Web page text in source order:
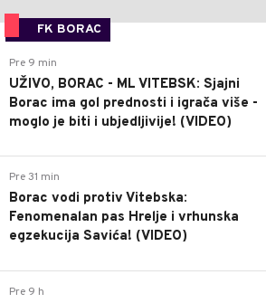
FK BORAC
Pre 9 min
UŽIVO, BORAC - ML VITEBSK: Sjajni
Borac ima gol prednosti i igrača više -
moglo je biti i ubjedljivije! (VIDEO)
Pre 31 min
Borac vodi protiv Vitebska:
Fenomenalan pas Hrelje i vrhunska
egzekucija Savića! (VIDEO)
Pre 9 h